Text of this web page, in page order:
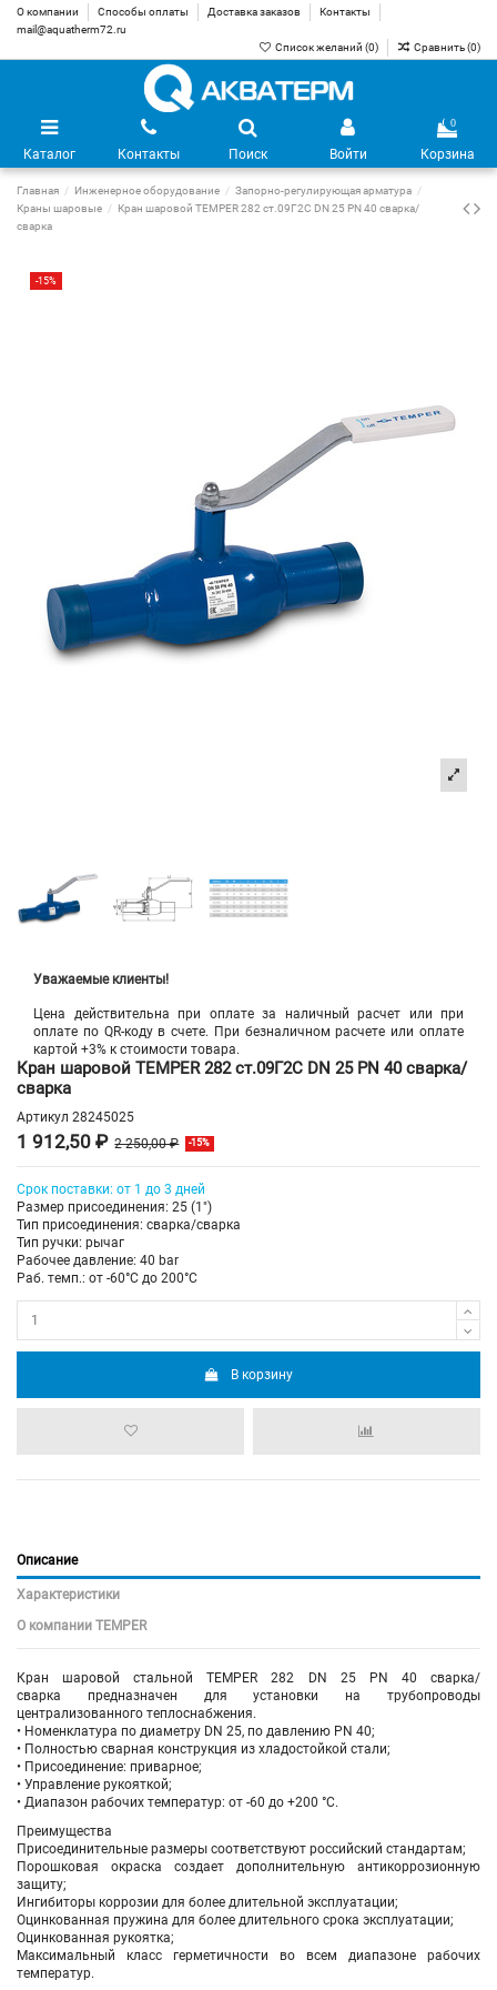
О компании Способы оплаты Доставка заказов
Контакты
mail@aquatherm72.ru
Список желаний (0) Сравнить (0)
Каталог Контакты Поиск Войти
0
Корзина
Главная Инженерное оборудование
Запорно-регулирующая арматура
Краны шаровые
Кран шаровой TEMPER 282 ст.09Г2С DN 25 PN 40 сварка/
сварка
-15%
Уважаемые клиенты!
Цена действительна при оплате за наличный расчет или при
оплате по QR-коду в счете. При безналичном расчете или оплате
картой +3% к стоимости товара.
Кран шаровой TEMPER 282 ст.09Г2С DN 25 PN 40 сварка/
сварка
Артикул 28245025
1 912,50 ₽ 2 250,00 ₽ -15%
Срок поставки: от 1 до 3 дней
Размер присоединения: 25 (1")
Тип присоединения: сварка/сварка
Тип ручки: рычаг
Рабочее давление: 40 bar
Раб. темп.: от -60°C до 200°C
В корзину
Описание
Характеристики
О компании TEMPER
Кран шаровой стальной TEMPER 282 DN 25 PN 40 сварка/
сварка предназначен для установки на трубопроводы
централизованного теплоснабжения.
• Номенклатура по диаметру DN 25, по давлению PN 40;
• Полностью сварная конструкция из хладостойкой стали;
• Присоединение: приварное;
• Управление рукояткой;
• Диапазон рабочих температур: от -60 до +200 °С.
Преимущества
Присоединительные размеры соответствуют российский стандартам;
Порошковая окраска создает дополнительную антикоррозионную
защиту;
Ингибиторы коррозии для более длительной эксплуатации;
Оцинкованная пружина для более длительного срока эксплуатации;
Оцинкованная рукоятка;
Максимальный класс герметичности во всем диапазоне рабочих
температур.